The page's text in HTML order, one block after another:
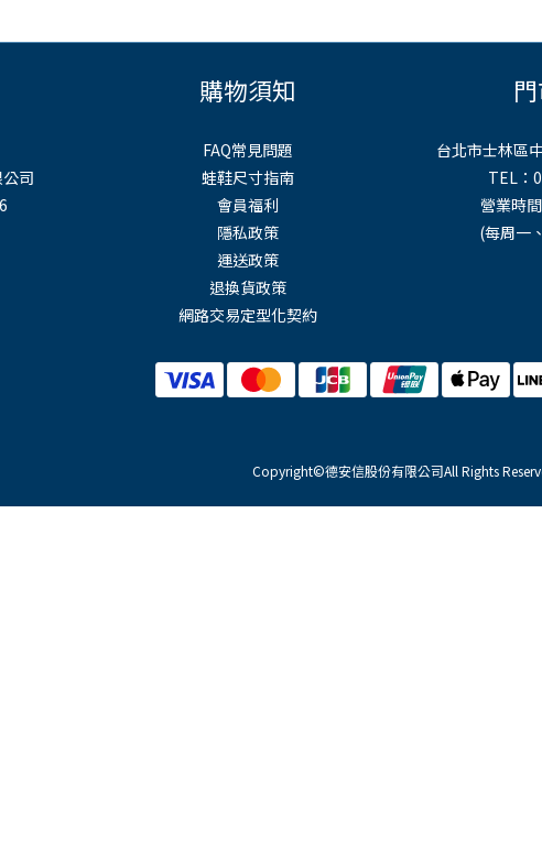
司
購物須知
FAQ常見問題
蛙鞋尺寸指南
會員福利
隱私政策
運送政策
退換貨政策
網路交易定型化契約
台北市士林區
TEL：
營業時
(每周一
Copyright©德安信股份有限公司All Rights